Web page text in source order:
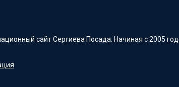
сайт Сергиева Посада. Начиная с 2005